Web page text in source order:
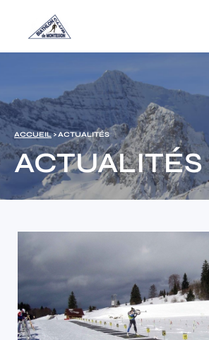
ACCUEIL> ACTUALITÉS
ACTUALITÉS